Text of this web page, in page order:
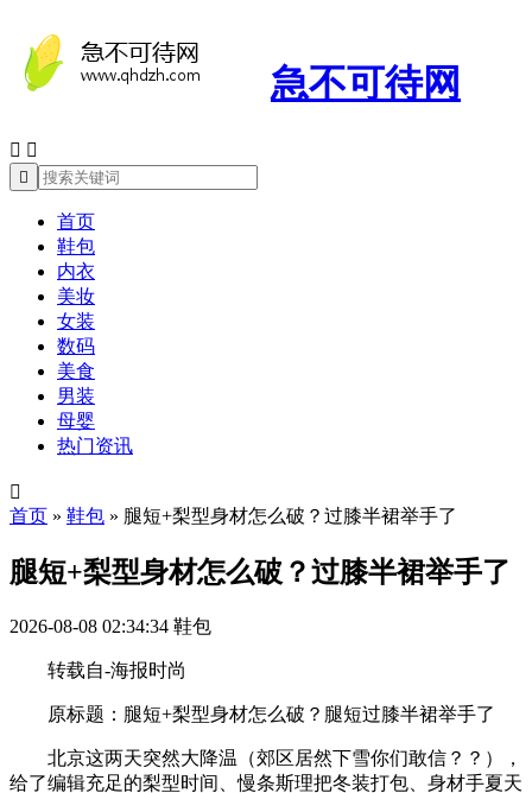
急不可待网
 

首页
鞋包
内衣
美妆
女装
数码
美食
男装
母婴
热门资讯

首页 » 鞋包 » 腿短+梨型身材怎么破？过膝半裙举手了
腿短+梨型身材怎么破？过膝半裙举手了
2026-08-08 02:34:34 鞋包
转载自-海报时尚
原标题：腿短+梨型身材怎么破？腿短过膝半裙举手了
北京这两天突然大降温（郊区居然下雪你们敢信？？），
给了编辑充足的梨型时间、慢条斯理把冬装打包、身材手夏天